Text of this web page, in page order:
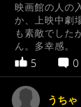
映画館の人の
か、上映中劇
も素敵でした
ん。多幸感。
5 0
うちゃ